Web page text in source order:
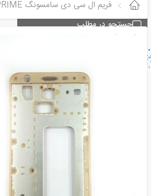
جستجو در مطلب
جستجو - برچسب ها
فریم ال سی دی سامسونگ J5 PRIME